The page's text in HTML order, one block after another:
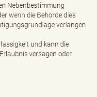
Nebenbestimmung
wenn die Behörde dies
verlangen
und kann die
versagen oder